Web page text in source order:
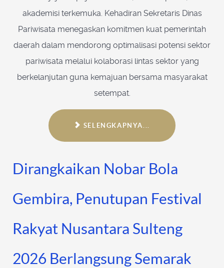
akademisi terkemuka. Kehadiran Sekretaris Dinas
Pariwisata menegaskan komitmen kuat pemerintah
daerah dalam mendorong optimalisasi potensi sektor
pariwisata melalui kolaborasi lintas sektor yang
berkelanjutan guna kemajuan bersama masyarakat
setempat.
SELENGKAPNYA...
Dirangkaikan Nobar Bola
Gembira, Penutupan Festival
Rakyat Nusantara Sulteng
2026 Berlangsung Semarak